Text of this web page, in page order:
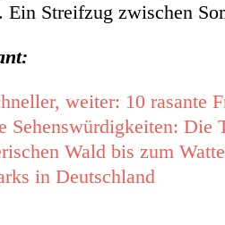
Ein Streifzug zwischen
weiter: 10 rasante
Sehenswürdigkeiten: Die
Wald bis zum
in Deutschland